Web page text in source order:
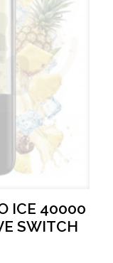
ICE 40000
SWITCH